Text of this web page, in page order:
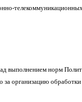
выполнением норм
за организацию